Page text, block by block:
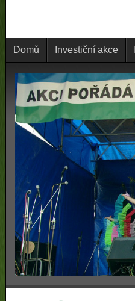
Domů Investiční akce